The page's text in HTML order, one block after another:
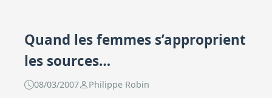
Quand les femmes s’approprient
les sources…
08/03/2007 Philippe Robin